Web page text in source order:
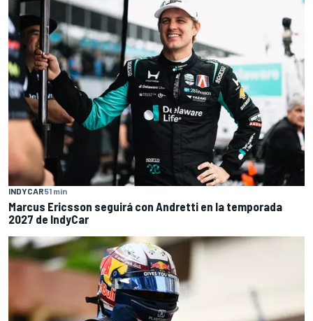
INDYCAR51 min
Marcus Ericsson seguirá con Andretti en la temporada
2027 de IndyCar